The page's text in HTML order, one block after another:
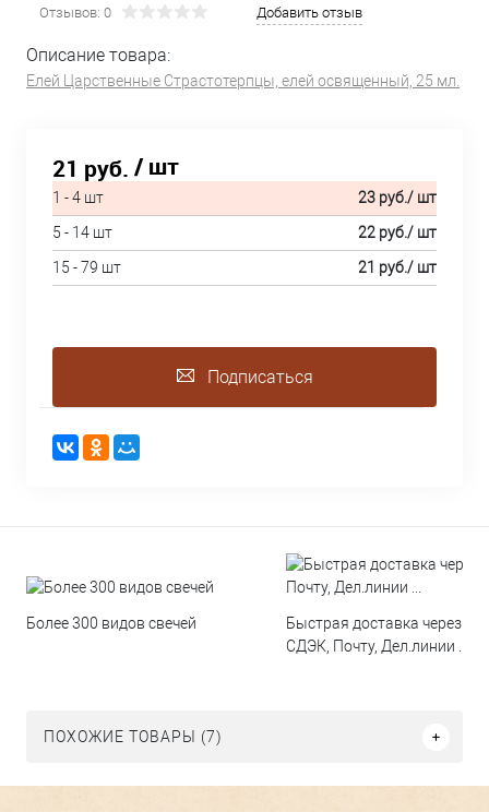
Отзывов: 0 Добавить отзыв
Описание товара:
Елей Царственные Страстотерпцы, елей освященный, 25 мл.
21 руб. / шт
1 - 4 шт 23 руб./ шт
5 - 14 шт
22 руб./ шт
15 - 79 шт
21 руб./ шт
Подписаться
Более 300 видов свечей
Быстрая доставка через
СДЭК, Почту, Дел.линии ...
ПОХОЖИЕ ТОВАРЫ (7)